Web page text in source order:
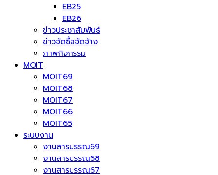
EB25
EB26
ข่าวประชาสัมพันธ์
ข่าวจัดซื้อจัดจ้าง
ภาพกิจกรรม
MOIT
MOIT69
MOIT68
MOIT67
MOIT66
MOIT65
ระบบงาน
งานสารบรรณ69
งานสารบรรณ68
งานสารบรรณ67